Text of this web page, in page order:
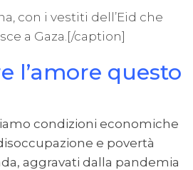
con i vestiti dell’Eid che
a Gaza.[/caption]
l’amore questo
condizioni economiche
e povertà
aggravati dalla pandemia